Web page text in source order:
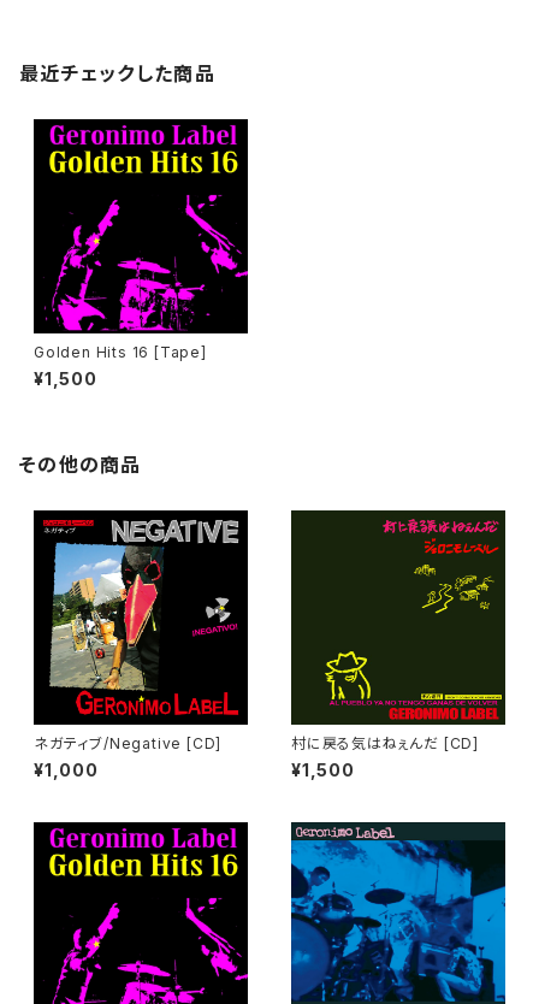
最近チェックした商品
Golden Hits 16 [Tape]
¥1,500
その他の商品
ネガティブ/Negative [CD]
¥1,000
村に戻る気はねぇんだ [CD]
¥1,500